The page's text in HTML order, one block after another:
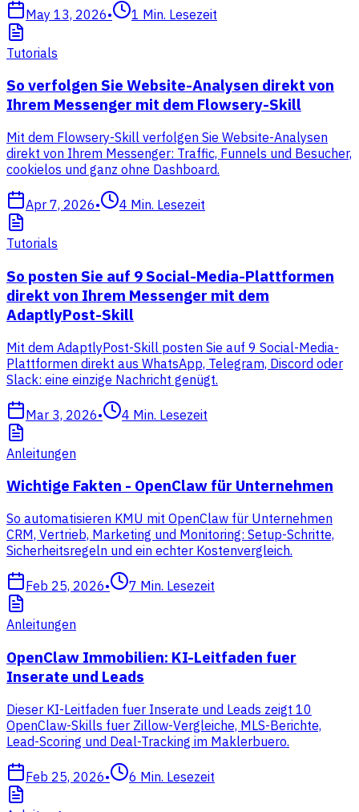
May 13, 2026• 1 Min. Lesezeit
Tutorials
So verfolgen Sie Website-Analysen direkt von
Ihrem Messenger mit dem Flowsery-Skill
Mit dem Flowsery-Skill verfolgen Sie Website-Analysen
direkt von Ihrem Messenger: Traffic, Funnels und Besucher,
cookielos und ganz ohne Dashboard.
Apr 7, 2026• 4 Min. Lesezeit
Tutorials
So posten Sie auf 9 Social-Media-Plattformen
direkt von Ihrem Messenger mit dem
AdaptlyPost-Skill
Mit dem AdaptlyPost-Skill posten Sie auf 9 Social-Media-
Plattformen direkt aus WhatsApp, Telegram, Discord oder
Slack: eine einzige Nachricht genügt.
Mar 3, 2026• 4 Min. Lesezeit
Anleitungen
Wichtige Fakten - OpenClaw für Unternehmen
So automatisieren KMU mit OpenClaw für Unternehmen
CRM, Vertrieb, Marketing und Monitoring: Setup-Schritte,
Sicherheitsregeln und ein echter Kostenvergleich.
Feb 25, 2026• 7 Min. Lesezeit
Anleitungen
OpenClaw Immobilien: KI-Leitfaden fuer
Inserate und Leads
Dieser KI-Leitfaden fuer Inserate und Leads zeigt 10
OpenClaw-Skills fuer Zillow-Vergleiche, MLS-Berichte,
Lead-Scoring und Deal-Tracking im Maklerbuero.
Feb 25, 2026• 6 Min. Lesezeit